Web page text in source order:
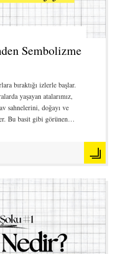
Sembolizme
bıraktığı izlerle başlar.
yaşayan atalarımız,
sahnelerini, doğayı ve
Bu basit gibi görünen…